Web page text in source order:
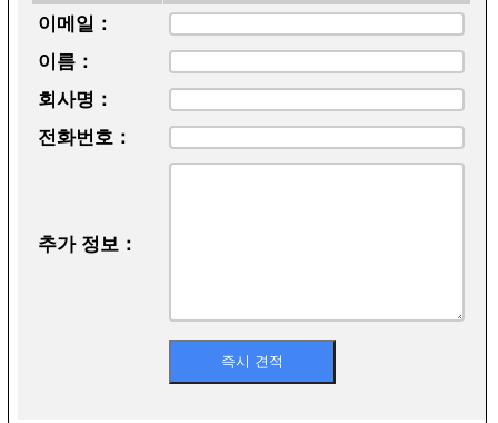
이메일：
이름：
회사명：
전화번호：
추가 정보：